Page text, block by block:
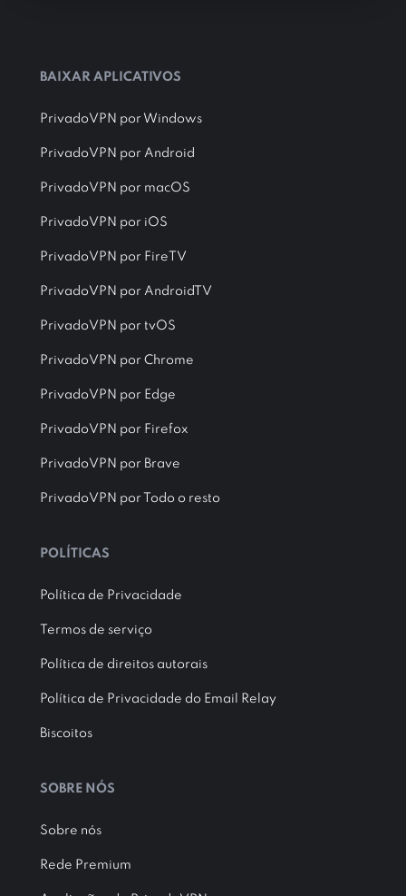
BAIXAR APLICATIVOS
PrivadoVPN por Windows
PrivadoVPN por Android
PrivadoVPN por macOS
PrivadoVPN por iOS
PrivadoVPN por FireTV
PrivadoVPN por AndroidTV
PrivadoVPN por tvOS
PrivadoVPN por Chrome
PrivadoVPN por Edge
PrivadoVPN por Firefox
PrivadoVPN por Brave
PrivadoVPN por Todo o resto
POLÍTICAS
Política de Privacidade
Termos de serviço
Política de direitos autorais
Política de Privacidade do Email Relay
Biscoitos
SOBRE NÓS
Sobre nós
Rede Premium